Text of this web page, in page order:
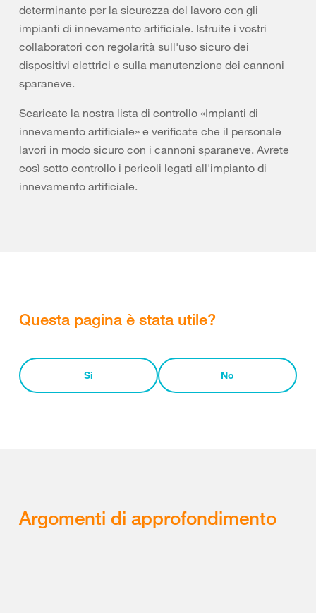
determinante per la sicurezza del lavoro con gli
impianti di innevamento artificiale. Istruite i vostri
collaboratori con regolarità sull'uso sicuro dei
dispositivi elettrici e sulla manutenzione dei cannoni
sparaneve.
Scaricate la nostra lista di controllo «Impianti di
innevamento artificiale» e verificate che il personale
lavori in modo sicuro con i cannoni sparaneve. Avrete
così sotto controllo i pericoli legati all'impianto di
innevamento artificiale.
Questa pagina è stata utile?
Sì No
Argomenti di approfondimento